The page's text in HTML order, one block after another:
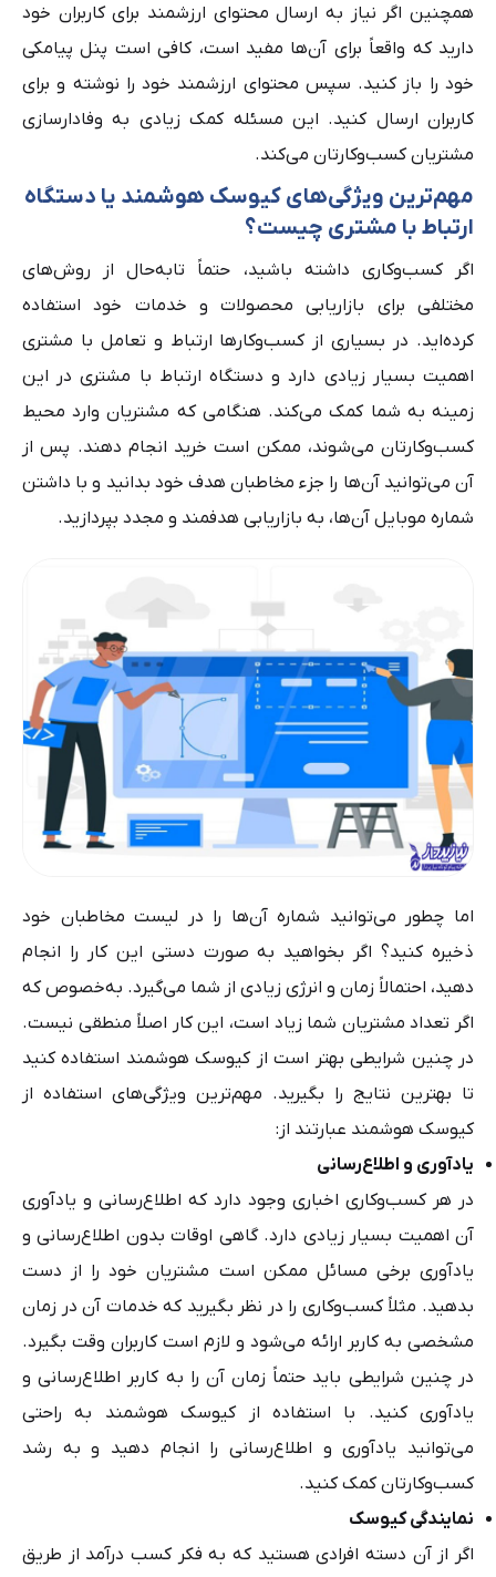
همچنین اگر نیاز به ارسال محتوای ارزشمند برای کاربران خود
دارید که واقعاً برای آن‌ها مفید است، کافی است پنل پیامکی
خود را باز کنید. سپس محتوای ارزشمند خود را نوشته و برای
کاربران ارسال کنید. این مسئله کمک زیادی به وفادارسازی
مشتریان کسب‌وکارتان می‌کند.
مهم‌ترین ویژگی‌های کیوسک هوشمند یا دستگاه
ارتباط با مشتری چیست؟
اگر کسب‌وکاری داشته باشید، حتماً تابه‌حال از روش‌های
مختلفی برای بازاریابی محصولات و خدمات خود استفاده
کرده‌اید. در بسیاری از کسب‌وکارها ارتباط و تعامل با مشتری
اهمیت بسیار زیادی دارد و دستگاه ارتباط با مشتری در این
زمینه به شما کمک می‌کند. هنگامی که مشتریان وارد محیط
کسب‌وکارتان می‌شوند، ممکن است خرید انجام دهند. پس از
آن می‌توانید آن‌ها را جزء مخاطبان هدف خود بدانید و با داشتن
شماره موبایل آن‌ها، به بازاریابی هدفمند و مجدد بپردازید.
اما چطور می‌توانید شماره آن‌ها را در لیست مخاطبان خود
ذخیره کنید؟ اگر بخواهید به صورت دستی این کار را انجام
دهید، احتمالاً زمان و انرژی زیادی از شما می‌گیرد. به‌خصوص که
اگر تعداد مشتریان شما زیاد است، این کار اصلاً منطقی نیست.
در چنین شرایطی بهتر است از کیوسک هوشمند استفاده کنید
تا بهترین نتایج را بگیرید. مهم‌ترین ویژگی‌های استفاده از
کیوسک هوشمند عبارتند از:
یادآوری و اطلاع‌رسانی
در هر کسب‌وکاری اخباری وجود دارد که اطلاع‌رسانی و یادآوری
آن اهمیت بسیار زیادی دارد. گاهی اوقات بدون اطلاع‌رسانی و
یادآوری برخی مسائل ممکن است مشتریان خود را از دست
بدهید. مثلاً کسب‌وکاری را در نظر بگیرید که خدمات آن در زمان
مشخصی به کاربر ارائه می‌شود و لازم است کاربران وقت بگیرد.
در چنین شرایطی باید حتماً زمان آن را به کاربر اطلاع‌رسانی و
یادآوری کنید. با استفاده از کیوسک هوشمند به راحتی
می‌توانید یادآوری و اطلاع‌رسانی را انجام دهید و به رشد
کسب‌وکارتان کمک کنید.
نمایندگی کیوسک
اگر از آن دسته افرادی هستید که به فکر کسب درآمد از طریق